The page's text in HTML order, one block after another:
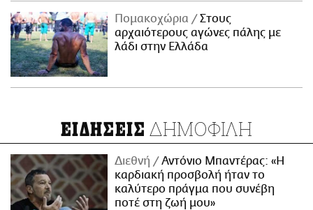
Πομακοχώρια
Στους
αρχαιότερους αγώνες πάλης με
λάδι στην Ελλάδα
ΕΙΔΗΣΕΙΣ ΔΗΜΟΦΙΛΗ
Διεθνή
Αντόνιο Μπαντέρας: «Η
καρδιακή προσβολή ήταν το
καλύτερο πράγμα που συνέβη
ποτέ στη ζωή μου»